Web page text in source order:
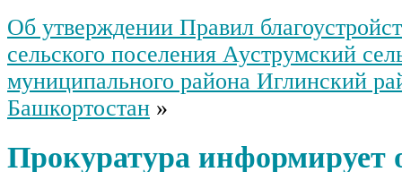
Об утверждении Правил
сельского поселения Ауструмский
муниципального района Иглинский
Башкортостан »
Прокуратура информирует